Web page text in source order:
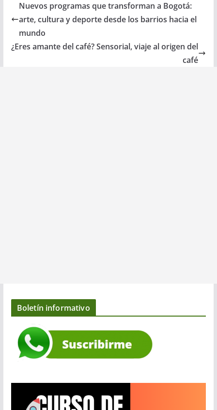
Nuevos programas que transforman a Bogotá:
arte, cultura y deporte desde los barrios hacia el
mundo
¿Eres amante del café? Sensorial, viaje al origen del
café
Boletín informativo